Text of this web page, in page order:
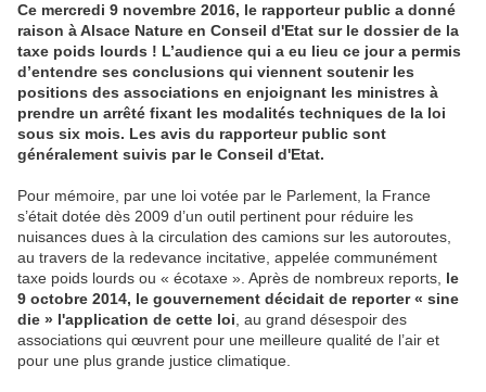
Ce mercredi 9 novembre 2016, le rapporteur public a donné
raison à Alsace Nature en Conseil d'Etat sur le dossier de la
taxe poids lourds ! L’audience qui a eu lieu ce jour a permis
d’entendre ses conclusions qui viennent soutenir les
positions des associations en enjoignant les ministres à
prendre un arrêté fixant les modalités techniques de la loi
sous six mois. Les avis du rapporteur public sont
généralement suivis par le Conseil d'Etat.
Pour mémoire, par une loi votée par le Parlement, la France
s’était dotée dès 2009 d’un outil pertinent pour réduire les
nuisances dues à la circulation des camions sur les autoroutes,
au travers de la redevance incitative, appelée communément
taxe poids lourds ou « écotaxe ». Après de nombreux reports, le
9 octobre 2014, le gouvernement décidait de reporter « sine
die » l'application de cette loi , au grand désespoir des
associations qui œuvrent pour une meilleure qualité de l’air et
pour une plus grande justice climatique.